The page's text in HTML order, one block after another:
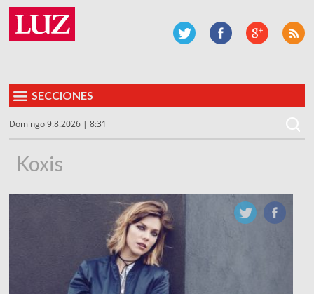
SECCIONES
Domingo 9.8.2026 | 8:31
Koxis